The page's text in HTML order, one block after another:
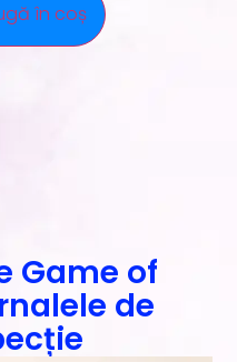
în coș
Game of
de